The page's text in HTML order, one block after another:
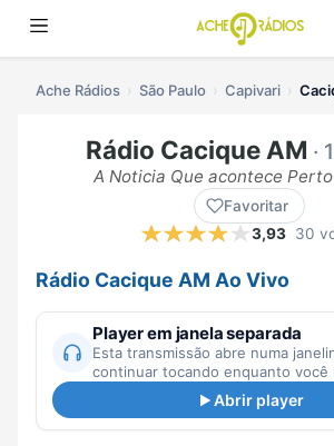
Ache Rádios São Paulo Capivari
Rádio Cacique AM ·
A Noticia Que acontece
Favoritar
3,93 30
Rádio Cacique AM Ao Vivo
Player em janela separada
Esta transmissão abre numa
continuar tocando enquanto você
Abrir player